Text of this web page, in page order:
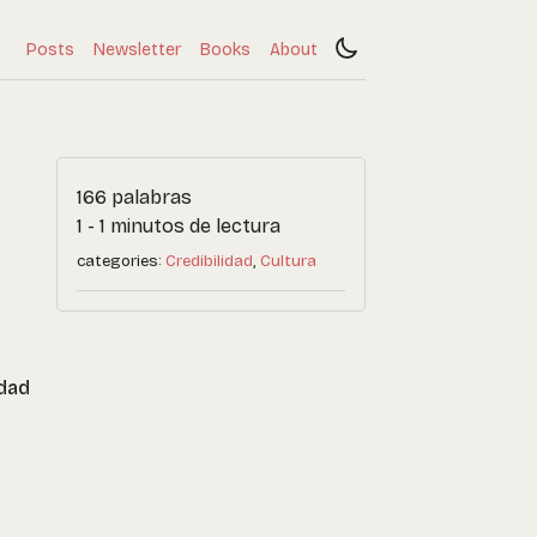
Posts Newsletter Books About
166 palabras
1 - 1 minutos de lectura
categories: Credibilidad Cultura